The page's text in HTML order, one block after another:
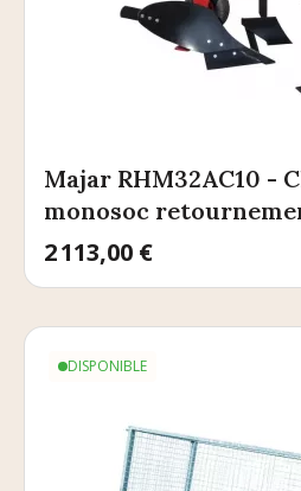
Majar RHM32AC10 -
monosoc
Prix
2 113,00 €
DISPONIBLE